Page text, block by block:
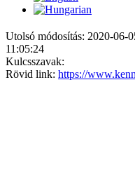
Utolsó módosítás: 2020-06-
11:05:24
Kulcsszavak:
Rövid link: https://